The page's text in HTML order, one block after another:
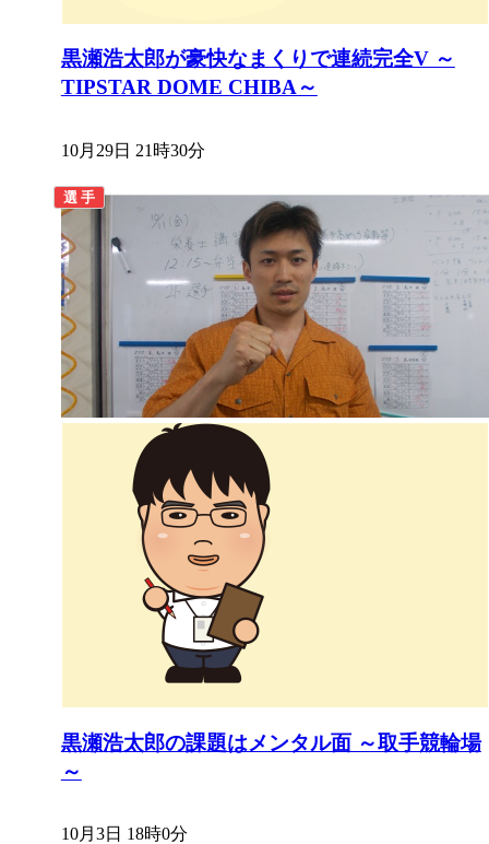
黒瀬浩太郎が豪快なまくりで連続完全V ～
TIPSTAR DOME CHIBA～
10月29日 21時30分
黒瀬浩太郎の課題はメンタル面 ～取手競輪場
～
10月3日 18時0分